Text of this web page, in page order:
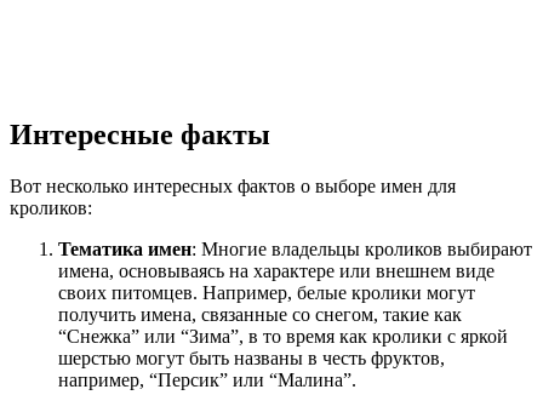
Интересные факты
Вот несколько интересных фактов о выборе имен для
кроликов:
Тематика имен: Многие владельцы кроликов выбирают
имена, основываясь на характере или внешнем виде
своих питомцев. Например, белые кролики могут
получить имена, связанные со снегом, такие как
“Снежка” или “Зима”, в то время как кролики с яркой
шерстью могут быть названы в честь фруктов,
например, “Персик” или “Малина”.